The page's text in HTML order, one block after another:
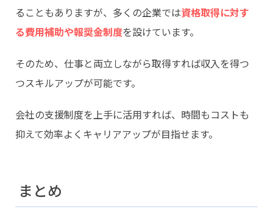
ることもありますが、多くの企業では資格取得に対す
る費用補助や報奨金制度を設けています。
そのため、仕事と両立しながら取得すれば収入を得つ
つスキルアップが可能です。
会社の支援制度を上手に活用すれば、時間もコストも
抑えて効率よくキャリアアップが目指せます。
まとめ